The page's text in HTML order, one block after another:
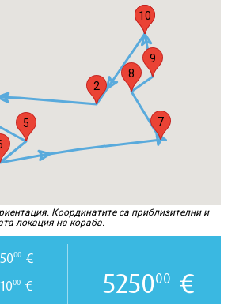
1
2
5
7
8
9
10
Координатите са приблизителни и
локация на кораба.
00€
00€ 525000 €